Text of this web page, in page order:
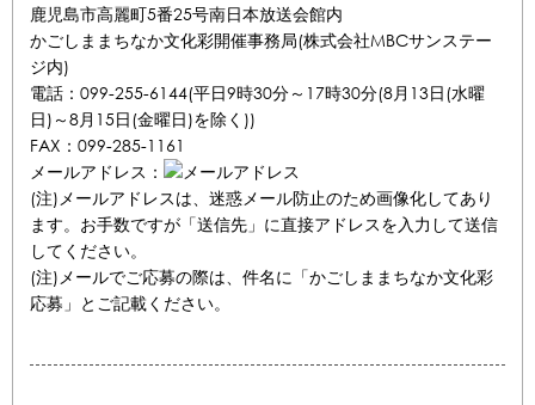
鹿児島市高麗町5番25号南日本放送会館内
かごしままちなか文化彩開催事務局(株式会社MBCサンステー
ジ内)
電話：099-255-6144(平日9時30分～17時30分(8月13日(水曜
日)～8月15日(金曜日)を除く))
FAX：099-285-1161
メールアドレス：
(注)メールアドレスは、迷惑メール防止のため画像化してあり
ます。お手数ですが「送信先」に直接アドレスを入力して送信
してください。
(注)メールでご応募の際は、件名に「かごしままちなか文化彩
応募」とご記載ください。